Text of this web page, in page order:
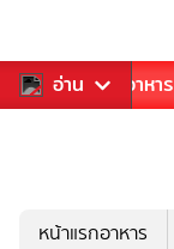
อ่าน
การเพลง อาหาร
หน้าแรกอาหาร